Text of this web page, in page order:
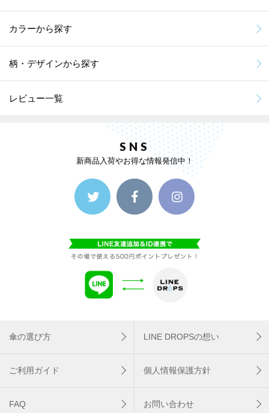
カラーから探す
柄・デザインから探す
レビュー一覧
SNS
新商品入荷やお得な情報発信中！
傘の選び方 LINE DROPSの想い
ご利用ガイド 個人情報保護方針
FAQ お問い合わせ